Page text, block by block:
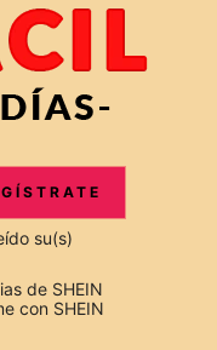
su(s)
de SHEIN
con SHEIN